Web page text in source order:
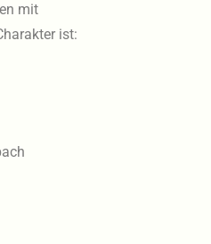
mit
ist: